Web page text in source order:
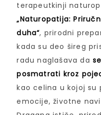
terapeutkinji
„Naturopatija:
duha“, prirodni
kada su deo šireg
radu naglašava da
posmatrati kroz
kao celina u kojoj su
emocije, životne